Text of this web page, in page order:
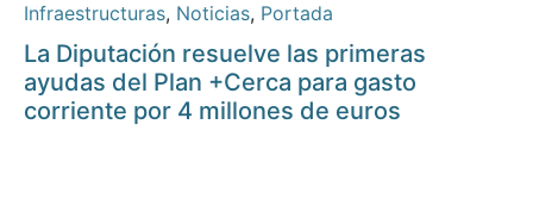
Infraestructuras, Noticias, Portada
La Diputación resuelve las primeras
ayudas del Plan +Cerca para gasto
corriente por 4 millones de euros